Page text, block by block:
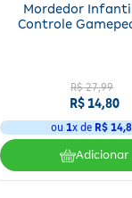
Mordedor
Controle
R$ 27,99
R$14,80
ou 1x de R$ 14,
Adicionar